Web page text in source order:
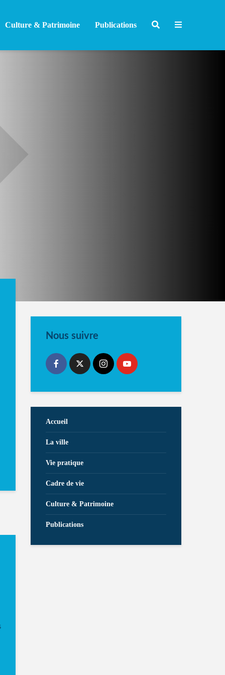
Culture & Patrimoine Publications
Nous suivre
Accueil
La ville
Vie pratique
Cadre de vie
Culture & Patrimoine
Publications